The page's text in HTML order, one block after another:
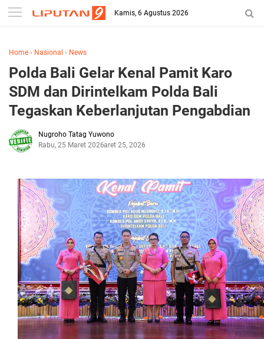
Kamis, 6 Agustus 2026
Home › Nasional › News
Polda Bali Gelar Kenal Pamit Karo
SDM dan Dirintelkam Polda Bali
Tegaskan Keberlanjutan Pengabdian
Nugroho Tatag Yuwono
Rabu, 25 Maret 2026Maret 25, 2026